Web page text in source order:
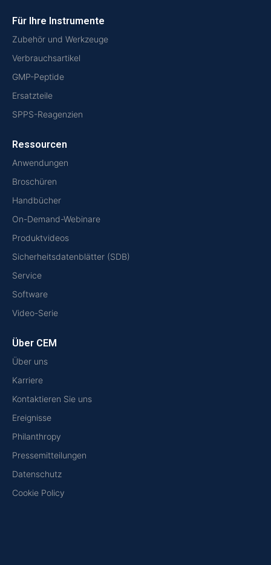
Für Ihre Instrumente
Zubehör und Werkzeuge
Verbrauchsartikel
GMP-Peptide
Ersatzteile
SPPS-Reagenzien
Ressourcen
Anwendungen
Broschüren
Handbücher
On-Demand-Webinare
Produktvideos
Sicherheitsdatenblätter (SDB)
Service
Software
Video-Serie
Über CEM
Über uns
Karriere
Kontaktieren Sie uns
Ereignisse
Philanthropy
Pressemitteilungen
Datenschutz
Cookie Policy